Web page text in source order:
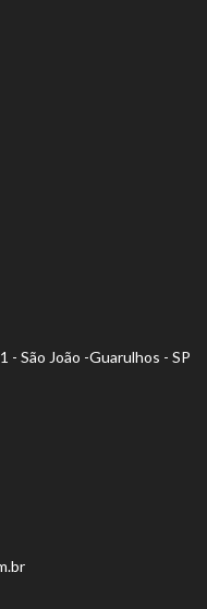
- São João -Guarulhos - SP